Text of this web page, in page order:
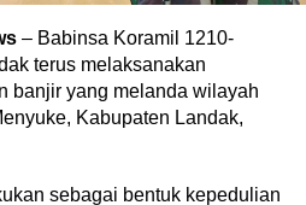
– Babinsa Koramil 1210-
terus melaksanakan
banjir yang melanda wilayah
Kabupaten Landak,
sebagai bentuk kepedulian